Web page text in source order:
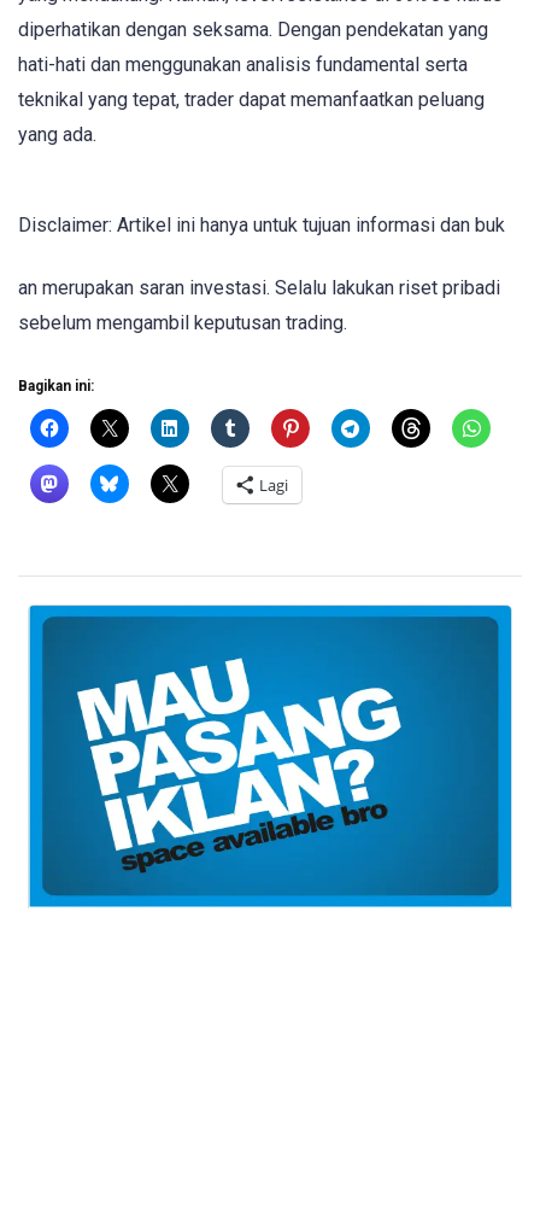
diperhatikan dengan seksama. Dengan pendekatan yang
hati-hati dan menggunakan analisis fundamental serta
teknikal yang tepat, trader dapat memanfaatkan peluang
yang ada.
Disclaimer: Artikel ini hanya untuk tujuan informasi dan buk
an merupakan saran investasi. Selalu lakukan riset pribadi
sebelum mengambil keputusan trading.
Bagikan ini:
Lagi